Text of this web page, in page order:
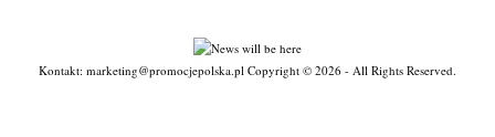
Kontakt: marketing@promocjepolska.pl Copyright © 2026 - All Rights Reserved.